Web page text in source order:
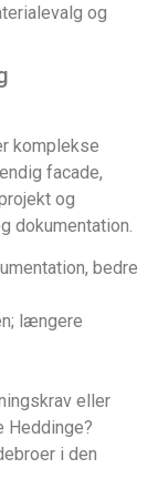
og
komplekse
facade,
og
dokumentation.
bedre
længere
eller
Heddinge?
i den